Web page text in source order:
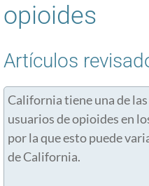
May 2021
June 2021
July 2021
Aug 2021
opioides
Artículos
California tiene una de
usuarios de opioides en
por la que esto puede
de California.